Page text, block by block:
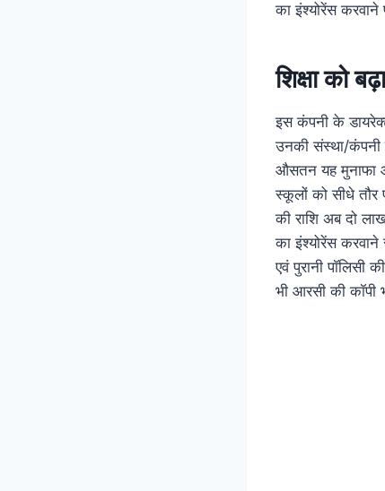
का इंश्योरेंस
शिक्षा को
इस कंपनी के
उनकी संस्था/
औसतन यह मुनाफा
स्कूलों को सीधे तौर
की राशि अब दो
का इंश्योरेंस
एवं पुरानी
भी आरसी की कॉपी